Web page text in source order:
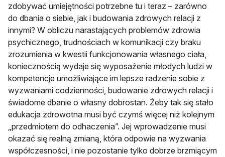
zdobywać umiejętności potrzebne tu i teraz – zarówno
do dbania o siebie, jak i budowania zdrowych relacji z
innymi? W obliczu narastających problemów zdrowia
psychicznego, trudnościach w komunikacji czy braku
zrozumienia w kwestii funkcjonowania własnego ciała,
koniecznością wydaje się wyposażenie młodych ludzi w
kompetencje umożliwiające im lepsze radzenie sobie z
wyzwaniami codzienności, budowanie zdrowych relacji i
świadome dbanie o własny dobrostan. Żeby tak się stało
edukacja zdrowotna musi być czymś więcej niż kolejnym
„przedmiotem do odhaczenia”. Jej wprowadzenie musi
okazać się realną zmianą, która odpowie na wyzwania
współczesności, i nie pozostanie tylko dobrze brzmiącym